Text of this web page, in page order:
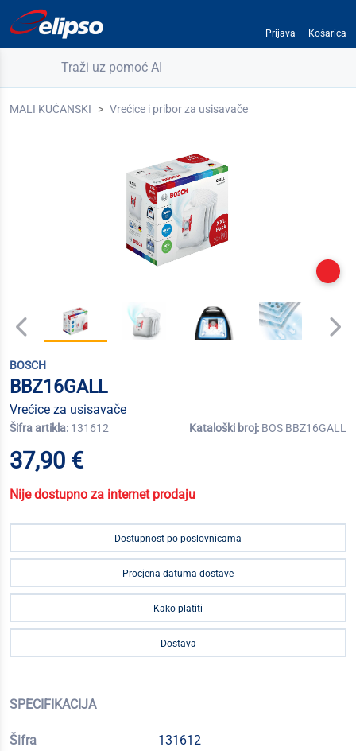
Prijava Košarica
Traži uz pomoć AI
MALI KUĆANSKI Vrećice i pribor za usisavače
BOSCH
BBZ16GALL
Vrećice za usisavače
Šifra artikla: 131612 Kataloški broj: BOS BBZ16GALL
37,90 €
Nije dostupno za internet prodaju
Dostupnost po poslovnicama
Procjena datuma dostave
Kako platiti
Dostava
SPECIFIKACIJA
Šifra 131612